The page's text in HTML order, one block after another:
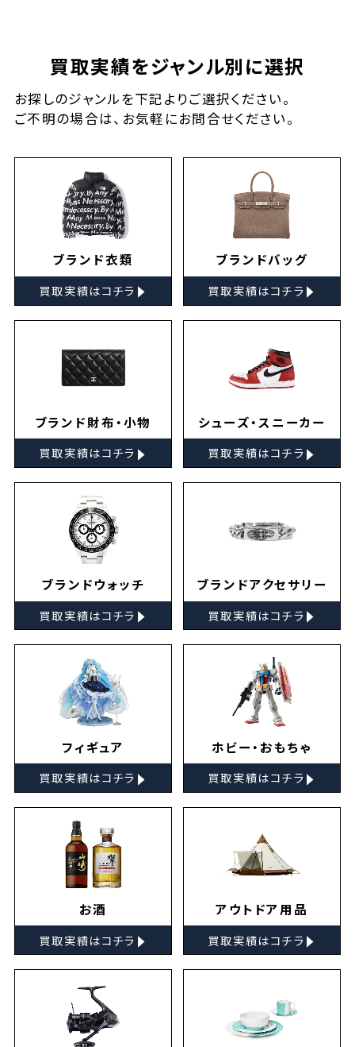
買取実績をジャンル別に選択
お探しのジャンルを下記よりご選択ください。
ご不明の場合は、お気軽にお問合せください。
ブランド衣類
買取実績はコチラ ▸
ブランドバッグ
買取実績はコチラ ▸
ブランド財布・小物
買取実績はコチラ ▸
シューズ・スニーカー
買取実績はコチラ ▸
ブランドウォッチ
買取実績はコチラ ▸
ブランドアクセサリー
買取実績はコチラ ▸
フィギュア
買取実績はコチラ ▸
ホビー・おもちゃ
買取実績はコチラ ▸
お酒
買取実績はコチラ ▸
アウトドア用品
買取実績はコチラ ▸